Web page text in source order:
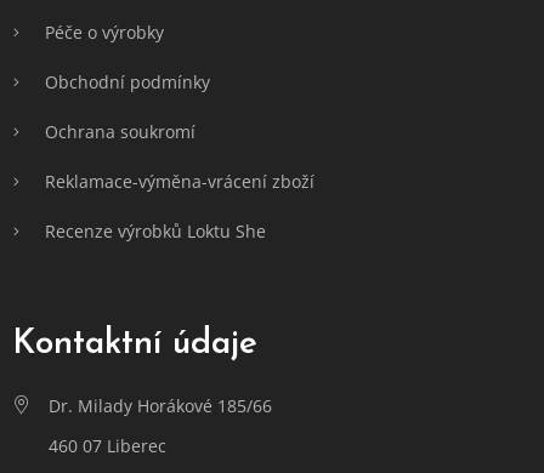
Péče o výrobky
Obchodní podmínky
Ochrana soukromí
Reklamace-výměna-vrácení zboží
Recenze výrobků Loktu She
Kontaktní údaje
Dr. Milady Horákové 185/66
460 07 Liberec